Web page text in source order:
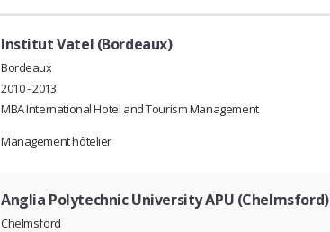
Institut Vatel (Bordeaux)
Bordeaux
2010 - 2013
MBA International Hotel and Tourism Management
Management hôtelier
Anglia Polytechnic University APU (Chelmsford)
Chelmsford